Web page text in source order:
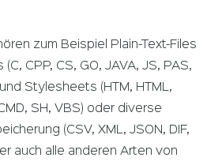
zum Beispiel Plain-Text-Files
CPP, CS, GO, JAVA, JS, PAS,
Stylesheets (HTM, HTML,
SH, VBS) oder diverse
(CSV, XML, JSON, DIF,
auch alle anderen Arten von